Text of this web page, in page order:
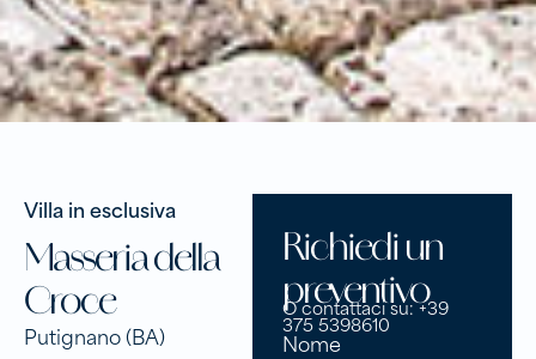
Villa in esclusiva
Masseria della
Croce
Putignano (BA)
Richiedi un
preventivo
O contattaci su: +39
375 5398610
Nome